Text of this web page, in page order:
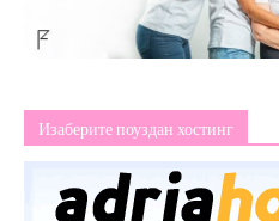
Изаберите поуздан хостинг